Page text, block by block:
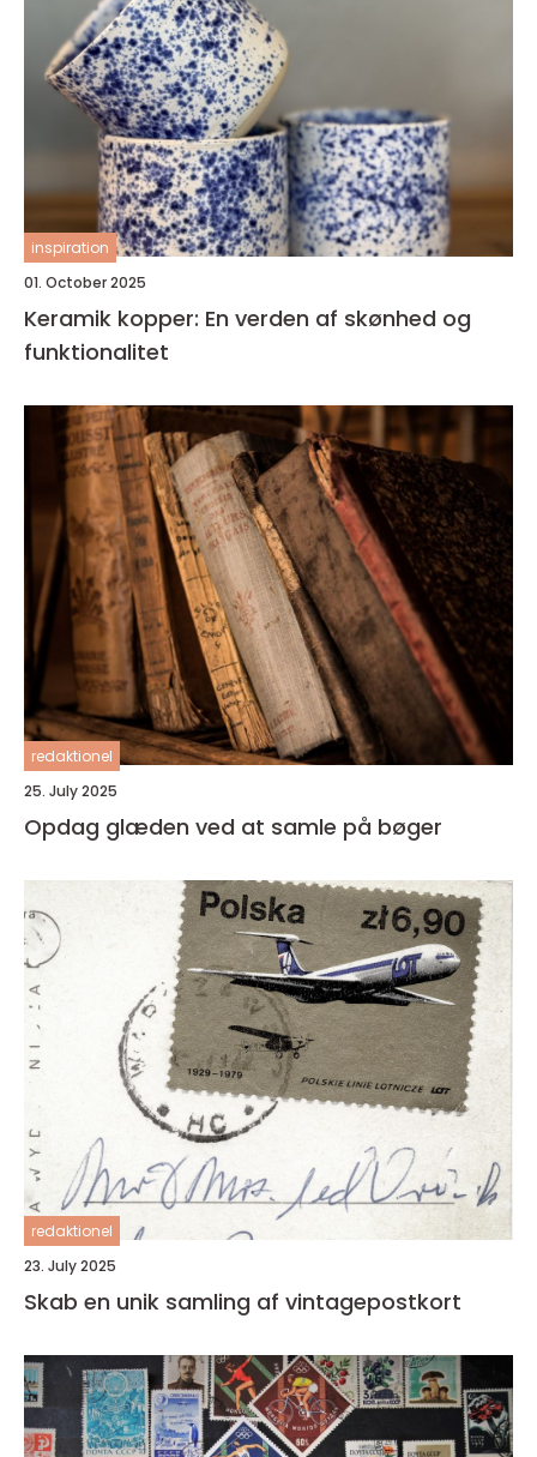
inspiration
01. October 2025
Keramik kopper: En verden af skønhed og
funktionalitet
redaktionel
25. July 2025
Opdag glæden ved at samle på bøger
redaktionel
23. July 2025
Skab en unik samling af vintagepostkort